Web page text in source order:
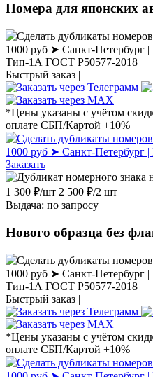
Номера для японских
Тип-1А ГОСТ Р50577-2018
Быстрый заказ |
*Цены указаны с учётом
оплате СБП/Картой +10%
Заказать
1 300 ₽/шт 2 500 ₽/2 шт
Выдача: по запросу
Нового образца без
Тип-1А ГОСТ Р50577-2018
Быстрый заказ |
*Цены указаны с учётом
оплате СБП/Картой +10%